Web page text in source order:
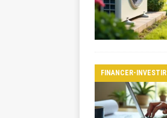
FINANCER-INVESTIR